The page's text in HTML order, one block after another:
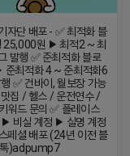
자단 배포 - ✅ 최적화 블
25,000원 ▶ 최적2 ~ 최
발행 ✅ 준최적화 블로
준최적화 4 ~ 준최적화6
✅ 건바이, 월보장 가능
집 / 헬스 / 운전연수 /
워드 문의 ✅ 플레이스
▶ 비실 계정 ▶ 실명 계정
페셜 배포 (24년 이전 블
)adpump7